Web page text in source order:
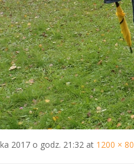
2017 o godz. 21:32 at 1200 ×